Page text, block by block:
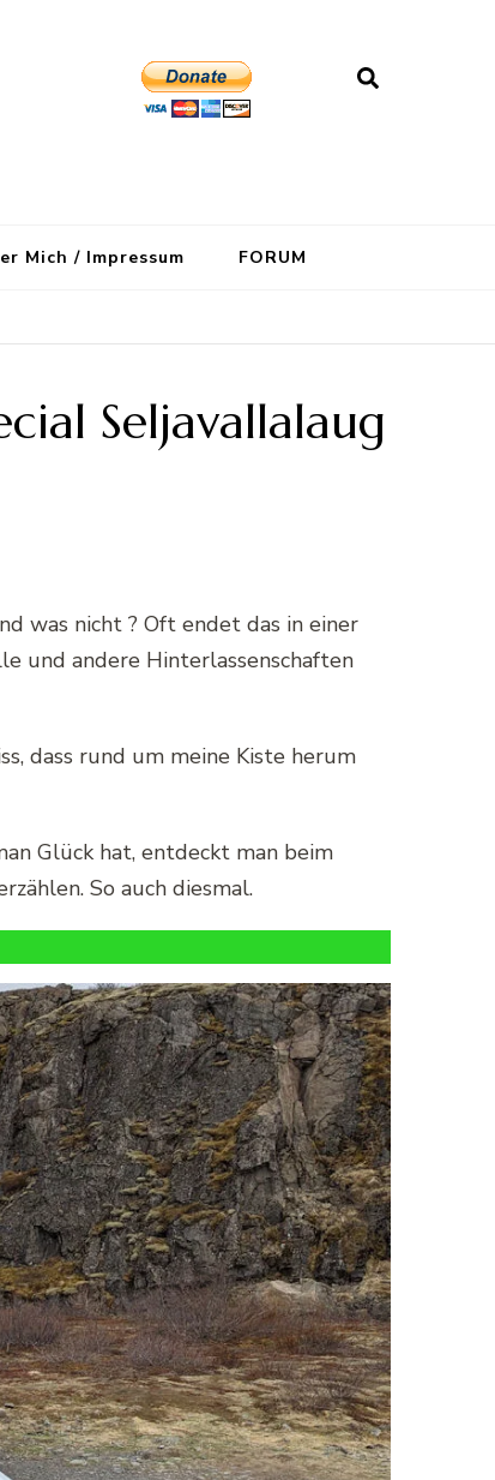
Mich / Impressum FORUM
Seljavallalaug
was nicht ? Oft endet das in einer
und andere Hinterlassenschaften
dass rund um meine Kiste herum
Glück hat, entdeckt man beim
So auch diesmal.